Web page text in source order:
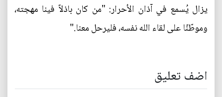
يزال يُسمع في آذان الأحرار: "من كان باذلاً فينا مهجته،
وموطّنًا على لقاء الله نفسه، فليرحل معنا."
اضف تعليق